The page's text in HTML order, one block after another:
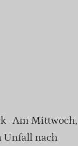
Am Mittwoch,
Unfall nach